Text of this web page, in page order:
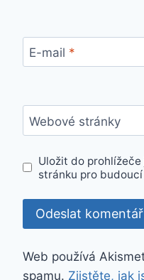
E-mail *
Webové stránky
Uložit do
stránku pro
Web používá
spamu. Zjistěte, jak